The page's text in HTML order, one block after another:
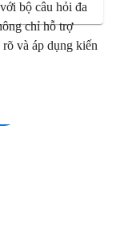
bộ câu hỏi đa
chỉ hỗ trợ
và áp dụng kiến